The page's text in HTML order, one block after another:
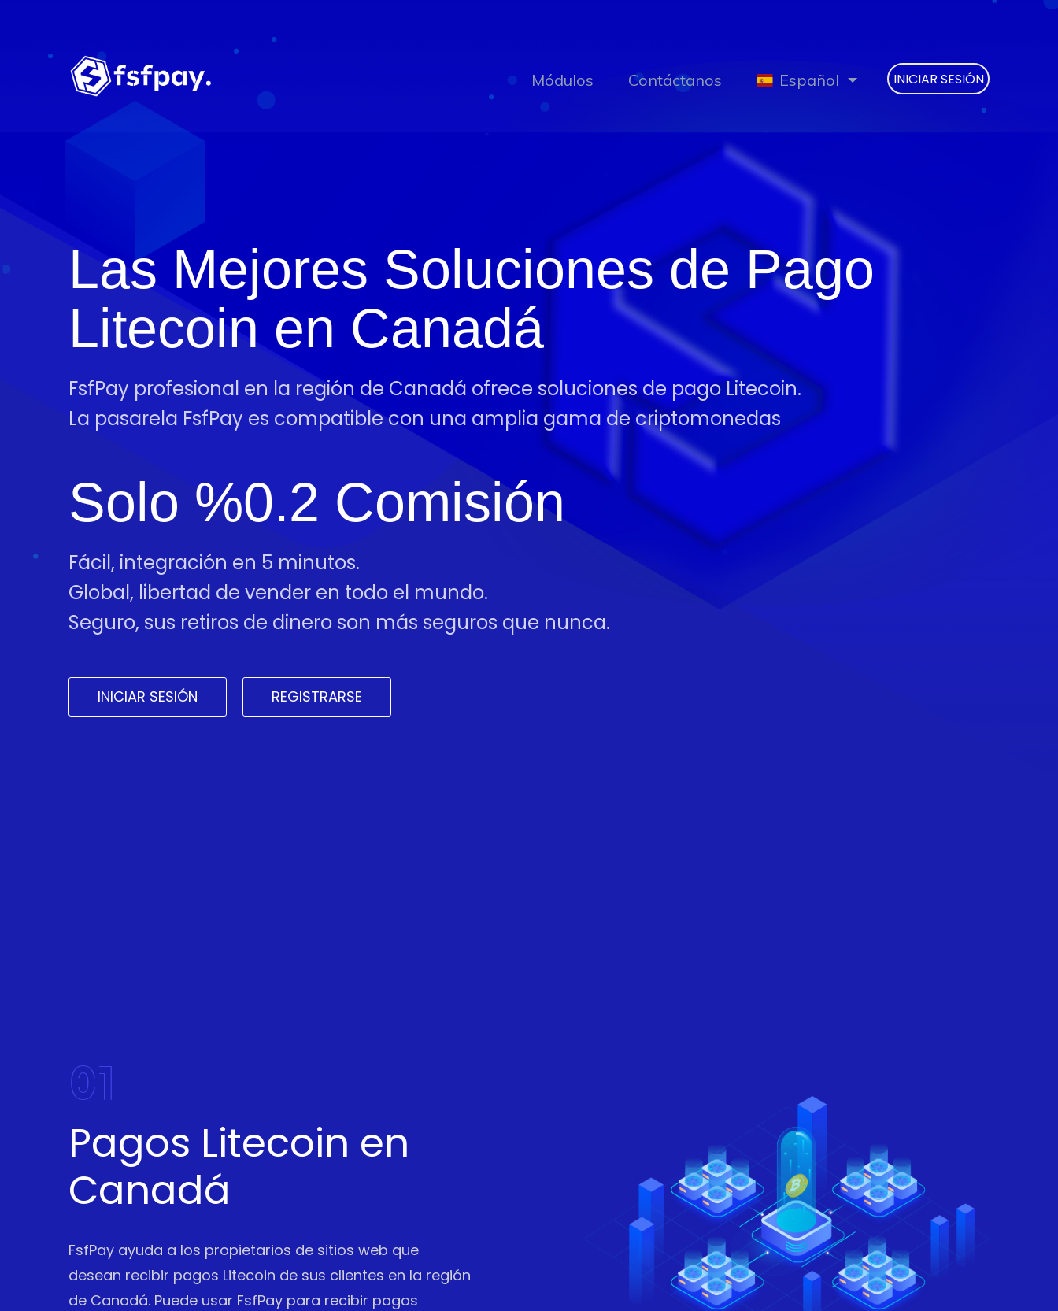
INICIAR SESIÓN
Módulos Contáctanos Español
Las Mejores Soluciones de Pago
Litecoin en Canadá
FsfPay profesional en la región de Canadá ofrece soluciones de pago Litecoin.
La pasarela FsfPay es compatible con una amplia gama de criptomonedas
Solo %0.2 Comisión
Fácil, integración en 5 minutos.
Global, libertad de vender en todo el mundo.
Seguro, sus retiros de dinero son más seguros que nunca.
INICIAR SESIÓN REGISTRARSE
01
Pagos Litecoin en
Canadá
FsfPay ayuda a los propietarios de sitios web que
desean recibir pagos Litecoin de sus clientes en la región
de Canadá. Puede usar FsfPay para recibir pagos